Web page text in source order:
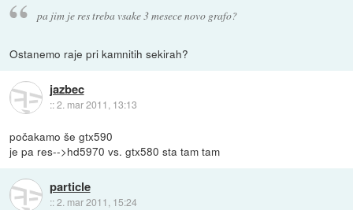
pa jim je res treba vsake 3 mesece novo grafo?
Ostanemo raje pri kamnitih sekirah?
jazbec
::2. mar 2011, 13:13
počakamo še gtx590
je pa res-->hd5970 vs. gtx580 sta tam tam
particle
::2. mar 2011, 15:24